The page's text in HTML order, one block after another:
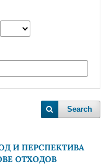
Search
И ПЕРСПЕКТИВА
ОТХОДОВ